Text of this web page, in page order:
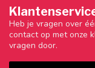
Heb je vragen over
contact op met onze
vragen door.